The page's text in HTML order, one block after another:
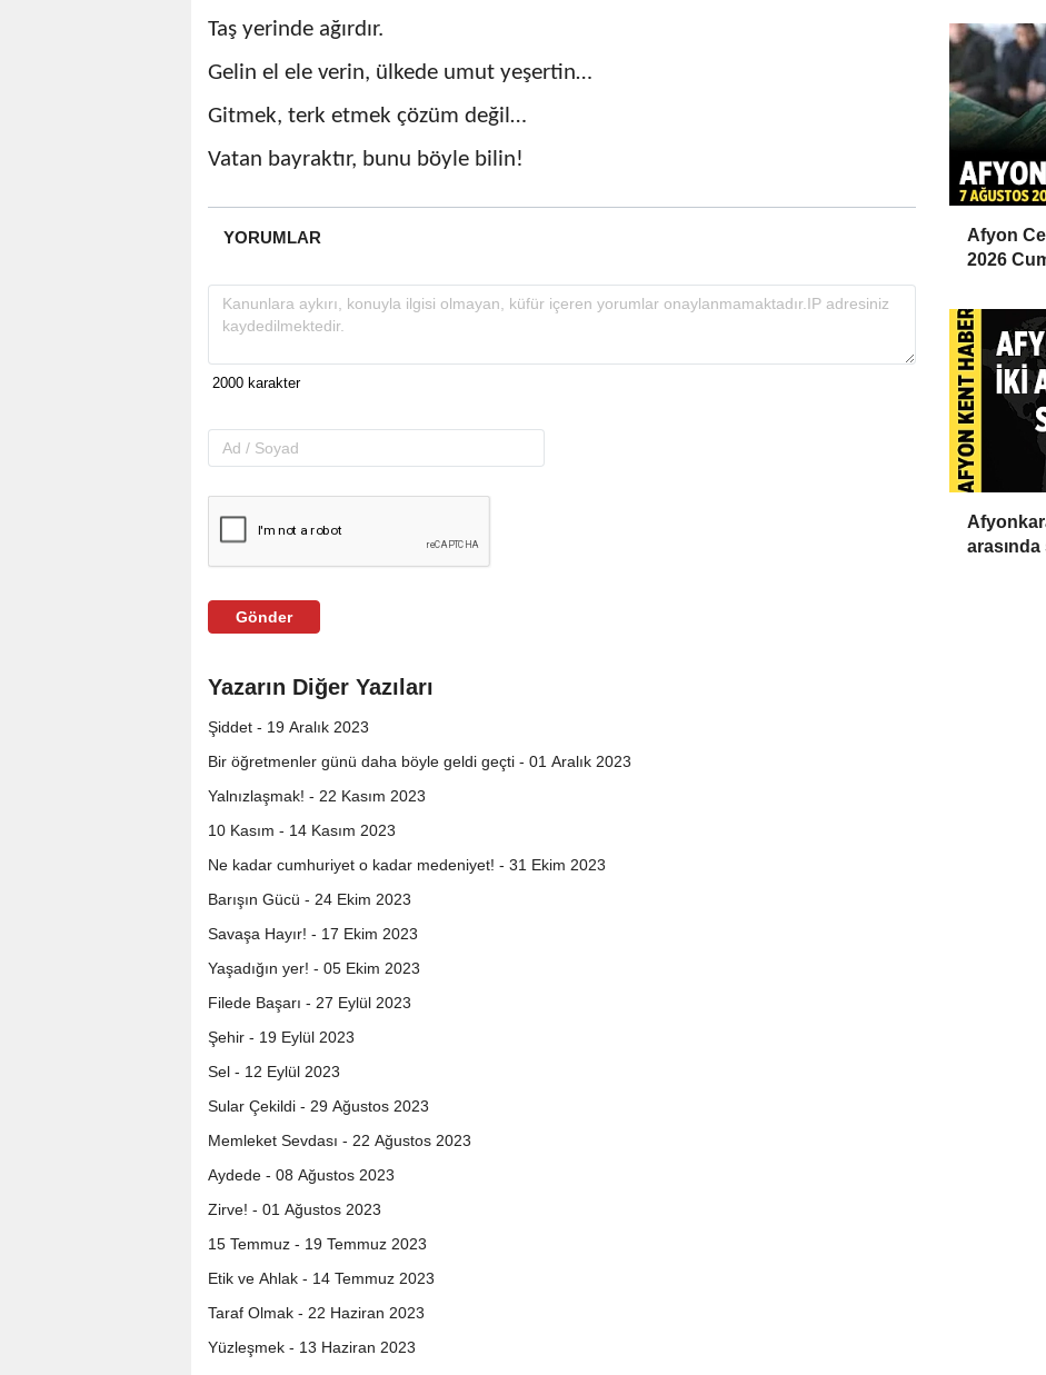
Taş yerinde ağırdır.
Gelin el ele verin, ülkede umut yeşertin…
Gitmek, terk etmek çözüm değil…
Vatan bayraktır, bunu böyle bilin!
YORUMLAR
Gönder
Yazarın Diğer Yazıları
Şiddet - 19 Aralık 2023
Bir öğretmenler günü daha böyle geldi geçti - 01 Aralık 2023
Yalnızlaşmak! - 22 Kasım 2023
10 Kasım - 14 Kasım 2023
Ne kadar cumhuriyet o kadar medeniyet! - 31 Ekim 2023
Barışın Gücü - 24 Ekim 2023
Savaşa Hayır! - 17 Ekim 2023
Yaşadığın yer! - 05 Ekim 2023
Filede Başarı - 27 Eylül 2023
Şehir - 19 Eylül 2023
Sel - 12 Eylül 2023
Sular Çekildi - 29 Ağustos 2023
Memleket Sevdası - 22 Ağustos 2023
Aydede - 08 Ağustos 2023
Zirve! - 01 Ağustos 2023
15 Temmuz - 19 Temmuz 2023
Etik ve Ahlak - 14 Temmuz 2023
Taraf Olmak - 22 Haziran 2023
Yüzleşmek - 13 Haziran 2023
Afyon
2026
arasında